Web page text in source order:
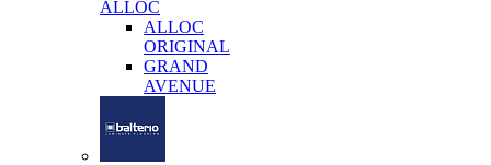
ALLOC
ALLOC
ORIGINAL
GRAND
AVENUE